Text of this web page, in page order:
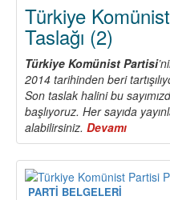
(3)
Türkiye
Taslağı (2)
Türkiye Komünist Partisi
2014 tarihinden beri
Son taslak halini bu
başlıyoruz. Her sayıda
alabilirsiniz. Devamı
Türkiye
Partisi
PARTİ BELGELERİ